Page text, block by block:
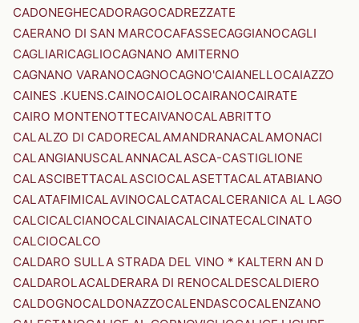
CADONEGHECADORAGOCADREZZATE
CAERANO DI SAN MARCOCAFASSECAGGIANOCAGLI
CAGLIARICAGLIOCAGNANO AMITERNO
CAGNANO VARANOCAGNOCAGNO'CAIANELLOCAIAZZO
CAINES .KUENS.CAINOCAIOLOCAIRANOCAIRATE
CAIRO MONTENOTTECAIVANOCALABRITTO
CALALZO DI CADORECALAMANDRANACALAMONACI
CALANGIANUSCALANNACALASCA-CASTIGLIONE
CALASCIBETTACALASCIOCALASETTACALATABIANO
CALATAFIMICALAVINOCALCATACALCERANICA AL LAGO
CALCICALCIANOCALCINAIACALCINATECALCINATO
CALCIOCALCO
CALDARO SULLA STRADA DEL VINO * KALTERN AN D
CALDAROLACALDERARA DI RENOCALDESCALDIERO
CALDOGNOCALDONAZZOCALENDASCOCALENZANO